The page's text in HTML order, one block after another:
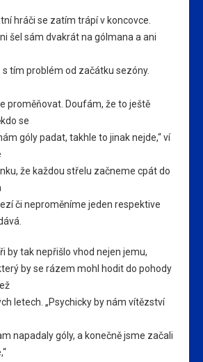
hráči se zatím trápí v koncovce.
šel sám dvakrát na gólmana a ani
s tím problém od začátku sezóny.
proměňovat. Doufám, že to ještě
se
góly padat, takhle to jinak nejde,“ ví
že každou střelu začneme cpát do
či neproměníme jeden respektive
by tak nepřišlo vhod nejen jemu,
by se rázem mohl hodit do pohody
letech. „Psychicky by nám vítězství
napadaly góly, a konečně jsme začali